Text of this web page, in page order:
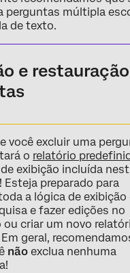
perguntas múltipla
de texto.
e
você excluir uma
o relatório
exibição incluída
Esteja preparado para
a lógica de exibição
e fazer edições no
ou criar um novo
geral,
não exclua nenhuma